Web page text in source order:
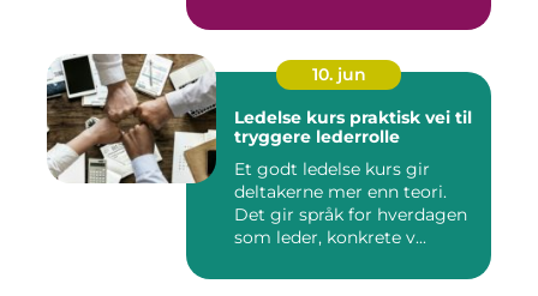
10. jun
Ledelse kurs praktisk vei til
tryggere lederrolle
Et godt ledelse kurs gir
deltakerne mer enn teori.
Det gir språk for hverdagen
som leder, konkrete v...